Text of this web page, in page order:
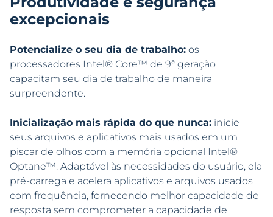
excepcionais
Potencialize o seu dia de trabalho: os
processadores Intel® Core™ de 9ª geração
capacitam seu dia de trabalho de maneira
surpreendente.
Inicialização mais rápida do que nunca: inicie
seus arquivos e aplicativos mais usados em um
piscar de olhos com a memória opcional Intel®
Optane™. Adaptável às necessidades do usuário, ela
pré-carrega e acelera aplicativos e arquivos usados
com frequência, fornecendo melhor capacidade de
resposta sem comprometer a capacidade de